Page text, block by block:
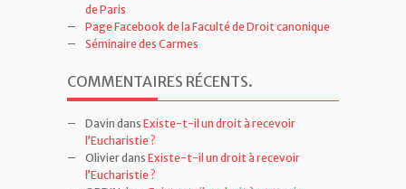
de Paris
Page Facebook de la Faculté de Droit canonique
Séminaire des Carmes
COMMENTAIRES RÉCENTS.
Davin dans Existe-t-il un droit à recevoir
l’Eucharistie ?
Olivierdans Existe-t-il un droit à recevoir
l’Eucharistie ?